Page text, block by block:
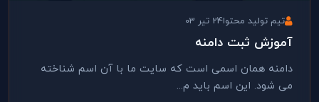
تیم تولید محتوا24 تیر 03
آموزش ثبت دامنه
دامنه همان اسمی است که سایت ما با آن اسم شناخته
می شود. این اسم باید م...